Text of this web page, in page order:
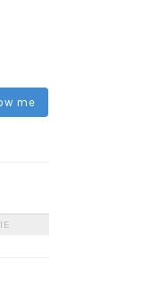
me